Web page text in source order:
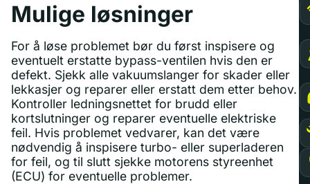
Mulige løsninger
For å løse problemet bør du først inspisere og
eventuelt erstatte bypass-ventilen hvis den er
defekt. Sjekk alle vakuumslanger for skader eller
lekkasjer og reparer eller erstatt dem etter behov.
Kontroller ledningsnettet for brudd eller
kortslutninger og reparer eventuelle elektriske
feil. Hvis problemet vedvarer, kan det være
nødvendig å inspisere turbo- eller superladeren
for feil, og til slutt sjekke motorens styreenhet
(ECU) for eventuelle problemer.